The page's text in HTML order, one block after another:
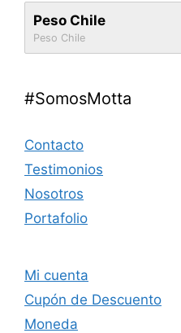
Peso Chile
Peso Chile
#SomosMotta
Contacto
Testimonios
Nosotros
Portafolio
Mi cuenta
Cupón de Descuento
Moneda